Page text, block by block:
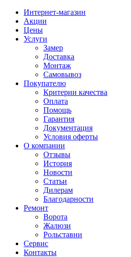
Интернет-магазин
Акции
Цены
Услуги
Замер
Доставка
Монтаж
Самовывоз
Покупателю
Критерии качества
Оплата
Помощь
Гарантия
Документация
Условия оферты
О компании
Отзывы
История
Новости
Статьи
Дилерам
Благодарности
Ремонт
Ворота
Жалюзи
Рольставни
Сервис
Контакты